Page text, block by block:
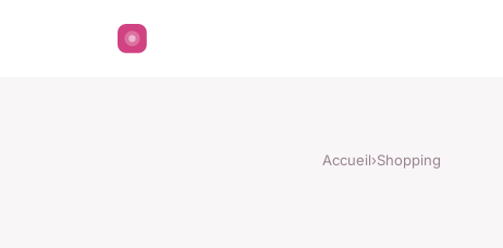
Accueil›Shopping